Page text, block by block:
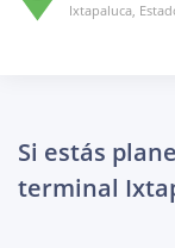
Ixtapaluca,
Si estás
terminal